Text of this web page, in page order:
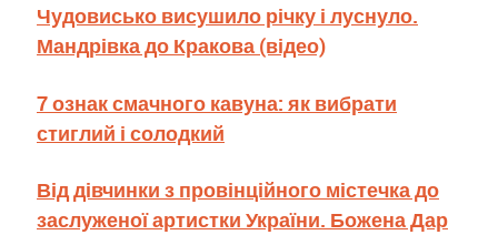
Чудовисько висушило річку і луснуло.
Мандрівка до Кракова (відео)
7 ознак смачного кавуна: як вибрати
стиглий і солодкий
Від дівчинки з провінційного містечка до
заслуженої артистки України. Божена Дар